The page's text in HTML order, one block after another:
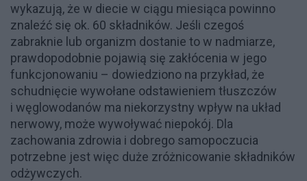
wykazują, że w diecie w ciągu miesiąca powinno
znaleźć się ok. 60 składników. Jeśli czegoś
zabraknie lub organizm dostanie to w nadmiarze,
prawdopodobnie pojawią się zakłócenia w jego
funkcjonowaniu – dowiedziono na przykład, że
schudnięcie wywołane odstawieniem tłuszczów
i węglowodanów ma niekorzystny wpływ na układ
nerwowy, może wywoływać niepokój. Dla
zachowania zdrowia i dobrego samopoczucia
potrzebne jest więc duże zróżnicowanie składników
odżywczych.